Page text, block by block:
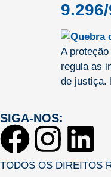
A
regula as
de justiça.
SIGA-NOS:
TODOS OS DIREITOS